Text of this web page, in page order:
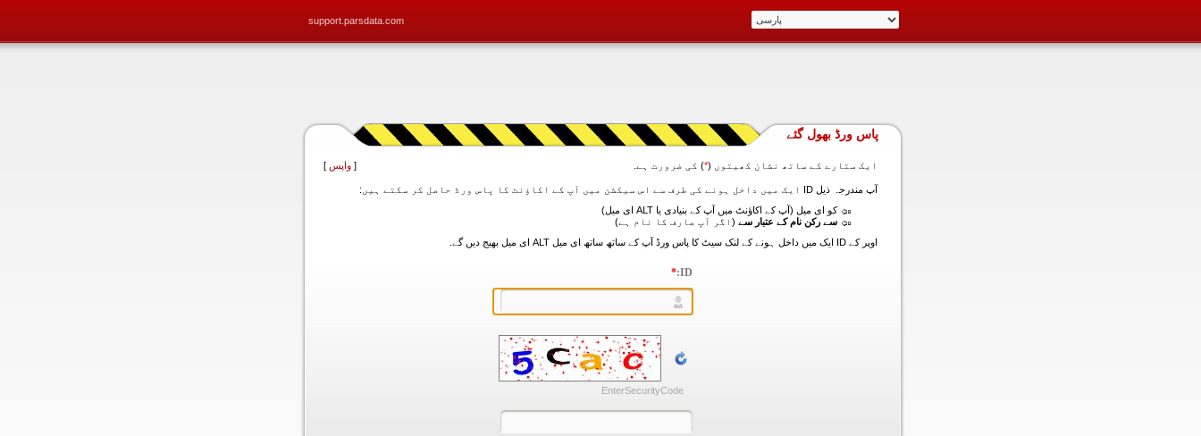
support.parsdata.com
پاس ورڈ بھول گئے
ایک ستارے کے ساتھ نشان کھیتوں (*) کی ضرورت ہے. [ واپس ]
آپ مندرجہ ذیل ID ایک میں داخل ہونے کی طرف سے اس سیکشن میں آپ کے اکاؤنٹ کا پاس ورڈ حاصل کر سکتے ہیں:
کو ای میل (آپ کے اکاؤنٹ میں آپ کے بنیادی یا ALT ای میل)
سے رکن نام کے عتبار سے (اگر آپ صارف کا نام ہے)
اوپر کے ID ایک میں داخل ہونے کے لنک سیٹ کا پاس ورڈ آپ کے ساتھ ساتھ ای میل ALT ای میل بھیج دیں گے.
ID:
*
EnterSecurityCode